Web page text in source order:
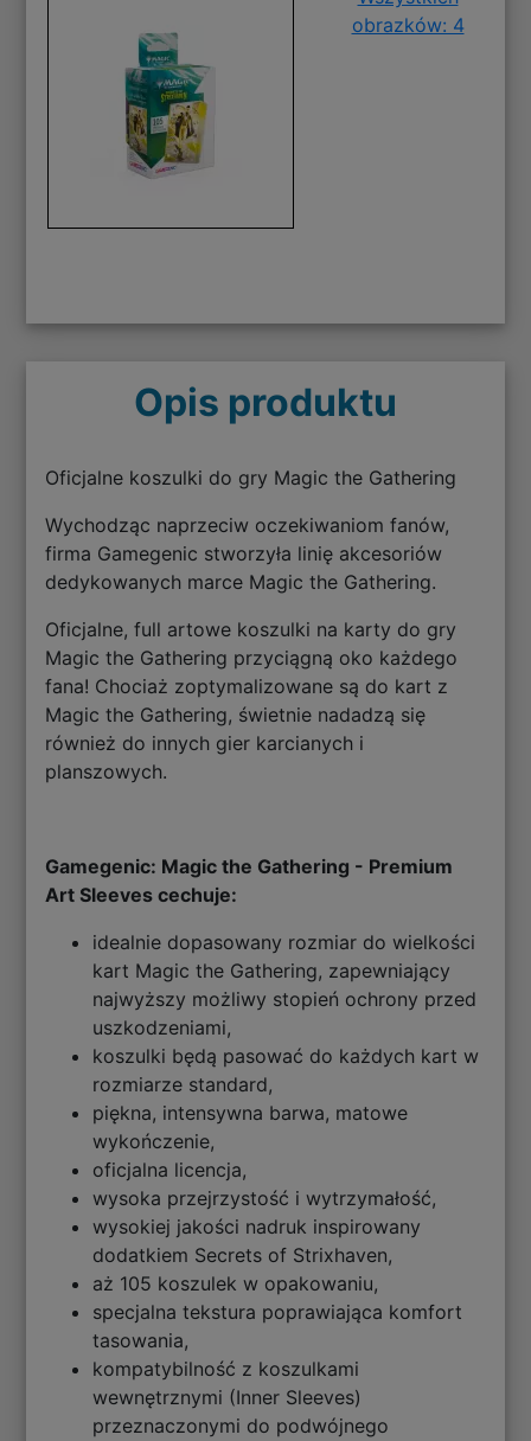
obrazków: 4
Opis produktu
Oficjalne koszulki do gry Magic the Gathering
Wychodząc naprzeciw oczekiwaniom fanów,
firma Gamegenic stworzyła linię akcesoriów
dedykowanych marce Magic the Gathering.
Oficjalne, full artowe koszulki na karty do gry
Magic the Gathering przyciągną oko każdego
fana! Chociaż zoptymalizowane są do kart z
Magic the Gathering, świetnie nadadzą się
również do innych gier karcianych i
planszowych.
Gamegenic: Magic the Gathering - Premium
Art Sleeves cechuje:
idealnie dopasowany rozmiar do wielkości
kart Magic the Gathering, zapewniający
najwyższy możliwy stopień ochrony przed
uszkodzeniami,
koszulki będą pasować do każdych kart w
rozmiarze standard,
piękna, intensywna barwa, matowe
wykończenie,
oficjalna licencja,
wysoka przejrzystość i wytrzymałość,
wysokiej jakości nadruk inspirowany
dodatkiem Secrets of Strixhaven,
aż 105 koszulek w opakowaniu,
specjalna tekstura poprawiająca komfort
tasowania,
kompatybilność z koszulkami
wewnętrznymi (Inner Sleeves)
przeznaczonymi do podwójnego